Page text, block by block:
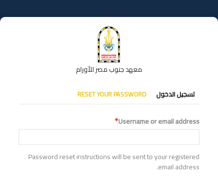
إلى
المحتوى
معهد جنوب مصر للأورام
التبويبات
الأساسية
تسجيل الدخول RESET YOUR PASSWORD
Username or email address
Password reset instructions will be sent to your registered
email address.